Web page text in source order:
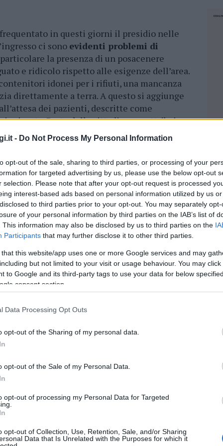
- Do Not Process My Personal Information
opt-out of the sale, sharing to third parties, or processing of your
for targeted advertising by us, please use the below opt-out
selection. Please note that after your opt-out request is processed
interest-based ads based on personal information utilized by us
to third parties prior to your opt-out. You may separately
of your personal information by third parties on the IAB’s list of
This information may also be disclosed by us to third parties on the
Participants that may further disclose it to other third parties.
that this website/app uses one or more Google services and may
but not limited to your visit or usage behaviour. You may
to Google and its third-party tags to use your data for below
consent section.
Data Processing Opt Outs
opt-out of the Sharing of my personal data.
opt-out of the Sale of my Personal Data.
opt-out of processing my Personal Data for Targeted
opt-out of Collection, Use, Retention, Sale, and/or Sharing
Data that Is Unrelated with the Purposes for which it
in questi giorni il presidio nelle
ci sono evidenti problemi di
la presenza di un posacenere
e ridicolo rispetto alle esigenze dell’area.
idonei per i rifiuti, una mancanza
direttamente a terra. A questo si aggiunge
dei pazienti, descritte come
Parte della cittadinanza attribuisce
possibili carenze
nel monitoraggio e
dell’impresa di pulizie incaricata, la cui
l’adeguatezza del presidio medico
che si registra aCannigione e in
estivi. La struttura attuale viene
per far fronte al
carico antropico dei
storica, avvertita dalla popolazione
da diversi anni. Genera
sanitaria territoriale nei
a Cannigione, volontari in azione a Lu
caso, emerge un confronto anche sulle
situazione e ottenere il ripristino del
potrebbe essere la
unico responsabile del controllo sulla
suggeriscono invece che l’azione più
internamente i canali competenti, o
comunaleper un potenziamento dei